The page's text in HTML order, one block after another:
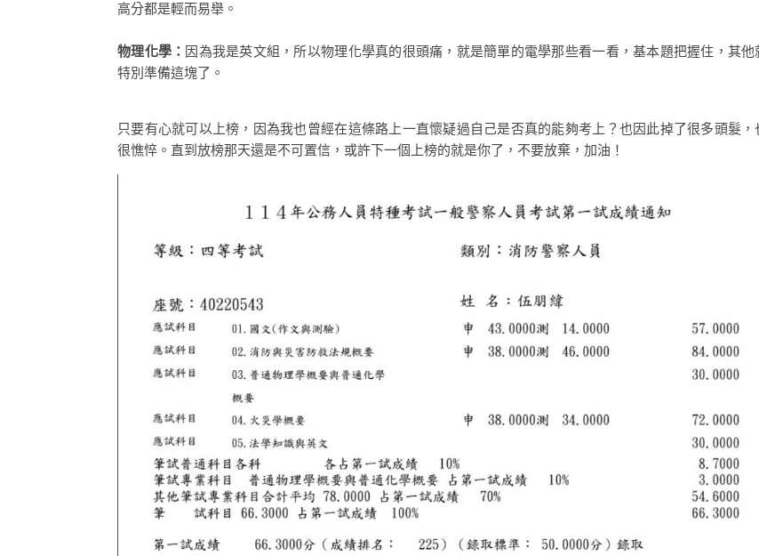
高分都是輕而易舉。
物理化學： 因為我是英文組，所以物理化學真的很頭痛，就是簡單的電學那些看一看，基本題把握住，其他
特別準備這塊了。
只要有心就可以上榜，因為我也曾經在這條路上一直懷疑過自己是否真的能夠考上？也因此掉了很多頭髮，
很憔悴。直到放榜那天還是不可置信，或許下一個上榜的就是你了，不要放棄，加油！